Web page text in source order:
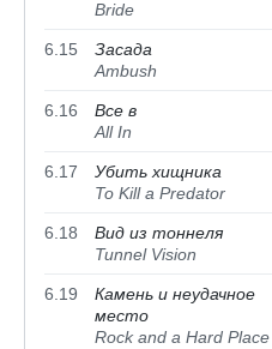
Bride
6.15
Засада
Ambush
6.16
Все в
All In
6.17
Убить хищника
To Kill a Predator
6.18
Вид из тоннеля
Tunnel Vision
6.19
Камень и неудачное
место
Rock and a Hard Place